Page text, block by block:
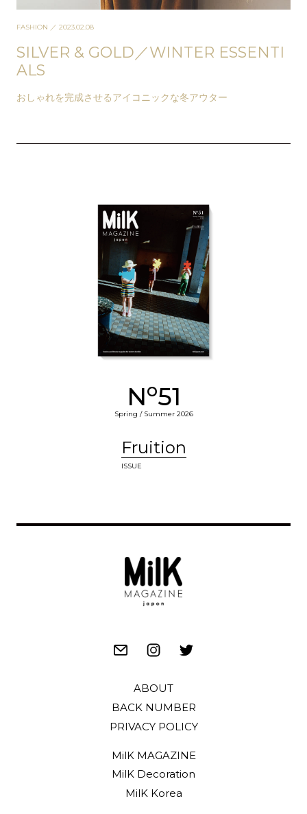
FASHION ／ 2023.02.08
SILVER & GOLD／WINTER ESSENTI
ALS
おしゃれを完成させるアイコニックな冬アウター
No51
Spring / Summer 2026
Fruition
ISSUE
ABOUT
BACK NUMBER
PRIVACY POLICY
MilK MAGAZINE
MilK Decoration
MilK Korea